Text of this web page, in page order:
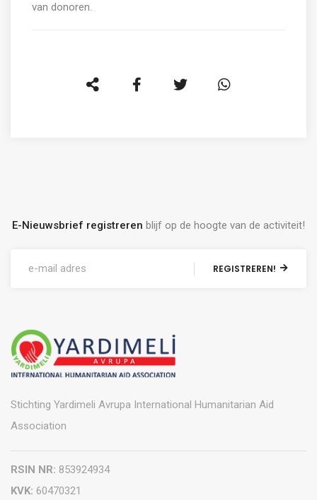
van donoren.
E-Nieuwsbrief registreren blijf op de hoogte van de activiteit!
REGISTREREN!
Stichting Yardimeli Avrupa International Humanitarian Aid
Association
RSIN NR: 853924934
KVK: 60470321